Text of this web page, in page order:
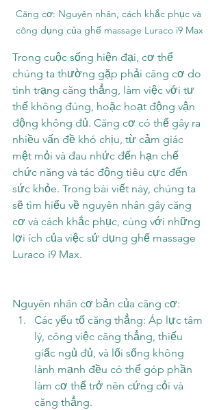
Căng cơ: Nguyên nhân, cách khắc phục và
công dụng của ghế massage Luraco i9 Max
Trong cuộc sống hiện đại, cơ thể
chúng ta thường gặp phải căng cơ do
tình trạng căng thẳng, làm việc với tư
thế không đúng, hoặc hoạt động vận
động không đủ. Căng cơ có thể gây ra
nhiều vấn đề khó chịu, từ cảm giác
mệt mỏi và đau nhức đến hạn chế
chức năng và tác động tiêu cực đến
sức khỏe. Trong bài viết này, chúng ta
sẽ tìm hiểu về nguyên nhân gây căng
cơ và cách khắc phục, cùng với những
lợi ích của việc sử dụng ghế massage
Luraco i9 Max.
Nguyên nhân cơ bản của căng cơ:
Các yếu tố căng thẳng: Áp lực tâm
lý, công việc căng thẳng, thiếu
giấc ngủ đủ, và lối sống không
lành mạnh đều có thể góp phần
làm cơ thể trở nên cứng cỏi và
căng thẳng.